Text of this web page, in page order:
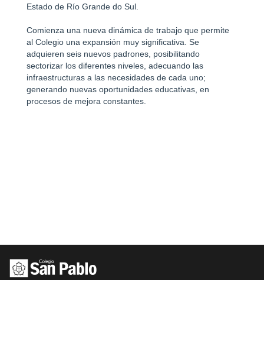
Estado de Río Grande do Sul.
Comienza una nueva dinámica de trabajo que permite
al Colegio una expansión muy significativa. Se
adquieren seis nuevos padrones, posibilitando
sectorizar los diferentes niveles, adecuando las
infraestructuras a las necesidades de cada uno;
generando nuevas oportunidades educativas, en
procesos de mejora constantes.